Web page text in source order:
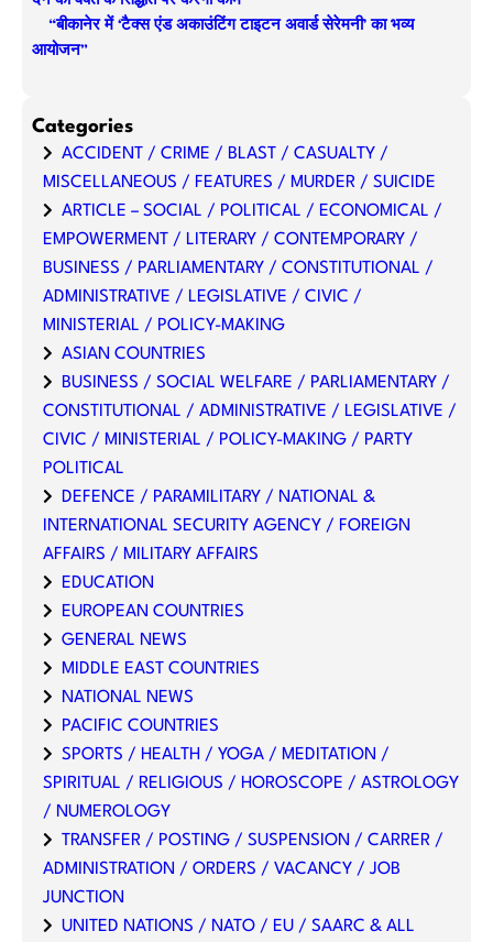
“बीकानेर में ‘टैक्स एंड अकाउंटिंग टाइटन अवार्ड सेरेमनी’ का भव्य
आयोजन”
Categories
ACCIDENT / CRIME / BLAST / CASUALTY /
MISCELLANEOUS / FEATURES / MURDER / SUICIDE
ARTICLE – SOCIAL / POLITICAL / ECONOMICAL /
EMPOWERMENT / LITERARY / CONTEMPORARY /
BUSINESS / PARLIAMENTARY / CONSTITUTIONAL /
ADMINISTRATIVE / LEGISLATIVE / CIVIC /
MINISTERIAL / POLICY-MAKING
ASIAN COUNTRIES
BUSINESS / SOCIAL WELFARE / PARLIAMENTARY /
CONSTITUTIONAL / ADMINISTRATIVE / LEGISLATIVE /
CIVIC / MINISTERIAL / POLICY-MAKING / PARTY
POLITICAL
DEFENCE / PARAMILITARY / NATIONAL &
INTERNATIONAL SECURITY AGENCY / FOREIGN
AFFAIRS / MILITARY AFFAIRS
EDUCATION
EUROPEAN COUNTRIES
GENERAL NEWS
MIDDLE EAST COUNTRIES
NATIONAL NEWS
PACIFIC COUNTRIES
SPORTS / HEALTH / YOGA / MEDITATION /
SPIRITUAL / RELIGIOUS / HOROSCOPE / ASTROLOGY
/ NUMEROLOGY
TRANSFER / POSTING / SUSPENSION / CARRER /
ADMINISTRATION / ORDERS / VACANCY / JOB
JUNCTION
UNITED NATIONS / NATO / EU / SAARC & ALL